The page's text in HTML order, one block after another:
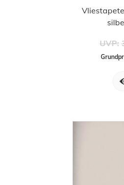
UVP: